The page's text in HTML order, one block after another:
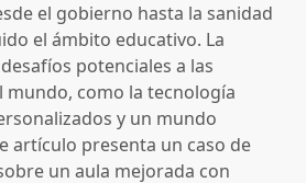
el gobierno hasta la sanidad
el ámbito educativo. La
potenciales a las
mundo, como la tecnología
y un mundo
artículo presenta un caso de
un aula mejorada con